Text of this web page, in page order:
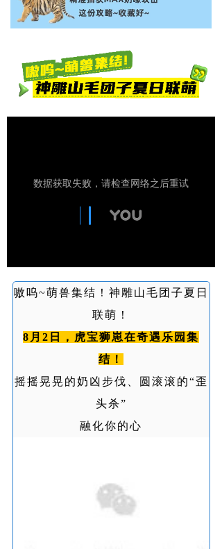
嗷呜~萌兽集结！神雕山毛团子夏日
联萌！
8月2日， 虎宝狮崽在奇遇乐园集
结！
摇摇晃晃的奶凶步伐、圆滚滚的“歪
头杀”
融化你的心